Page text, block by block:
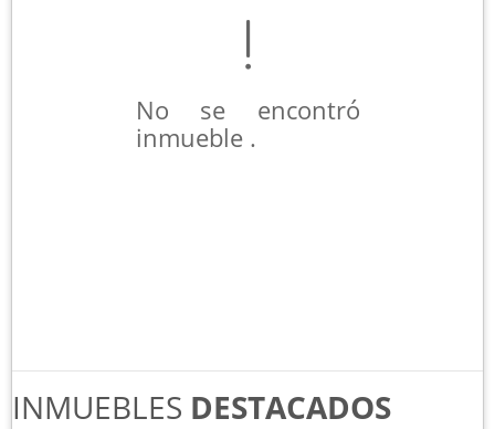
No se encontró
inmueble .
INMUEBLES DESTACADOS